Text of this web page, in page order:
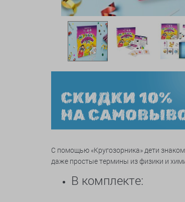
С помощью «Кругозорника» дети
даже простые термины из физики и
В комплекте: